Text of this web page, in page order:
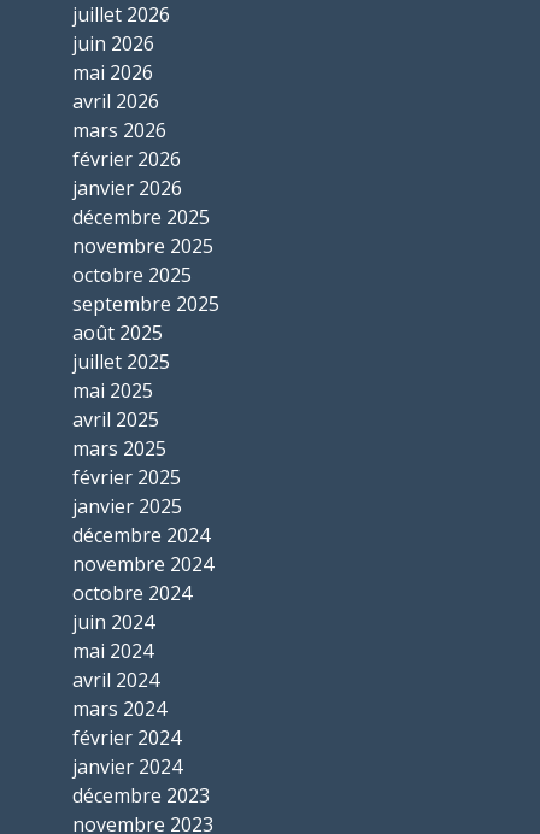
juillet 2026
juin 2026
mai 2026
avril 2026
mars 2026
février 2026
janvier 2026
décembre 2025
novembre 2025
octobre 2025
septembre 2025
août 2025
juillet 2025
mai 2025
avril 2025
mars 2025
février 2025
janvier 2025
décembre 2024
novembre 2024
octobre 2024
juin 2024
mai 2024
avril 2024
mars 2024
février 2024
janvier 2024
décembre 2023
novembre 2023